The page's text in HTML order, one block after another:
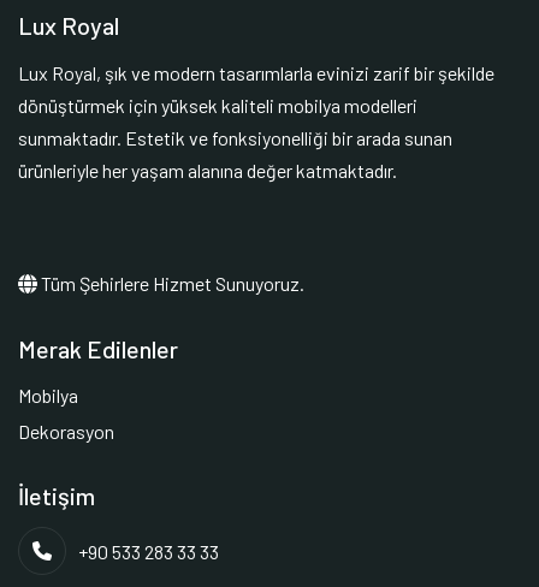
Lux Royal
Lux Royal, şık ve modern tasarımlarla evinizi zarif bir şekilde
dönüştürmek için yüksek kaliteli mobilya modelleri
sunmaktadır. Estetik ve fonksiyonelliği bir arada sunan
ürünleriyle her yaşam alanına değer katmaktadır.
Tüm Şehirlere Hizmet Sunuyoruz.
Merak Edilenler
Mobilya
Dekorasyon
İletişim
+90 533 283 33 33